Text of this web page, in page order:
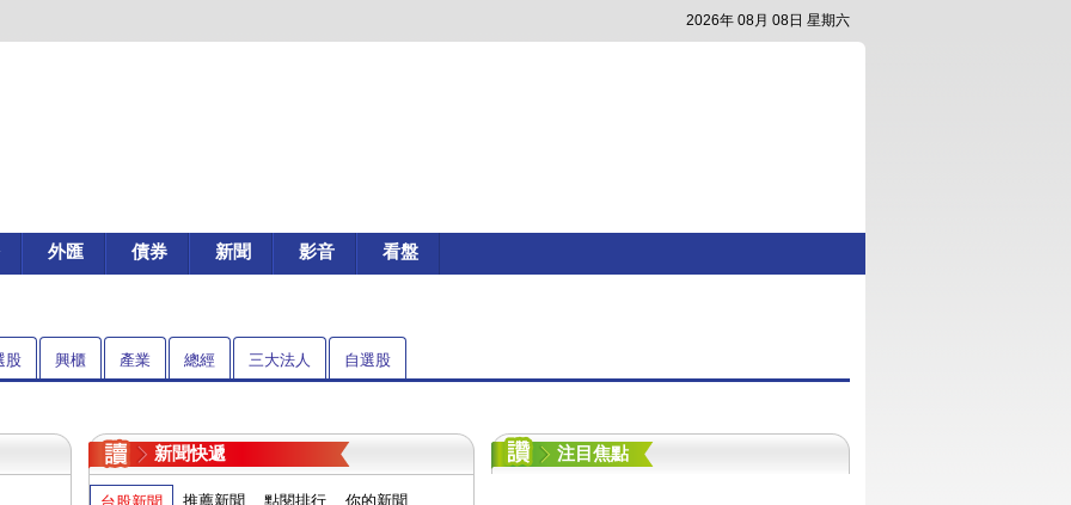
2026年 08月 08日 星期六
外匯 債券 新聞 影音 看盤
股 興櫃 產業 總經 三大法人 自選股
新聞快遞
推薦新聞 點閱排行 你的新聞
注目焦點